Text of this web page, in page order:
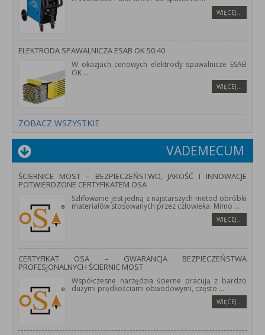
WIĘCEJ…
ELEKTRODA SPAWALNICZA ESAB OK 50.40
W okazjach cenowych elektrody spawalnicze ESAB
OK ...
WIĘCEJ…
ZOBACZ WSZYSTKIE
VADEMECUM
ŚCIERNICE MOST – BEZPIECZEŃSTWO, JAKOŚĆ I INNOWACJE
POTWIERDZONE CERTYFIKATEM OSA
Szlifowanie jest jedną z najstarszych metod obróbki
materiałów stosowanych przez człowieka. Mimo ...
WIĘCEJ…
CERTYFIKAT OSA – GWARANCJA BEZPIECZEŃSTWA
PROFESJONALNYCH ŚCIERNIC MOST
Współczesne narzędzia ścierne pracują z bardzo
dużymi prędkościami obwodowymi, często ...
WIĘCEJ…